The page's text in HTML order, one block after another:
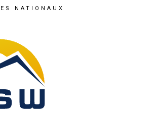
NATIONAUX